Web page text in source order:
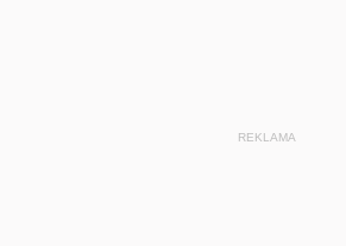
REKLAMA